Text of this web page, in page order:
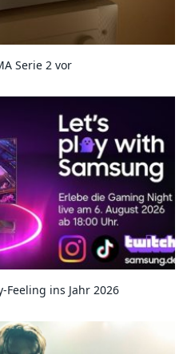
Serie 2 vor
Feeling ins Jahr 2026